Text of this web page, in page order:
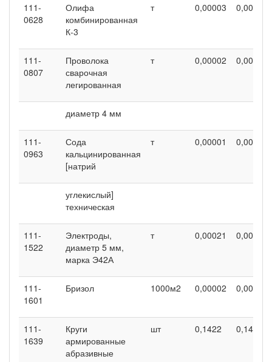
111-
0628
Олифа
комбинированная
К-3
т 0,00003 0,00003
111-
0807
Проволока
сварочная
легированная
т 0,00002 0,00002
диаметр 4 мм
111-
0963
Сода
кальцинированная
[натрий
т 0,00001 0,00001
углекислый]
техническая
111-
1522
Электроды,
диаметр 5 мм,
марка Э42А
т 0,00021 0,00021
111-
1601
Бризол 1000м2 0,00002 0,00002
111-
1639
Круги
армированные
абразивные
шт 0,1422 0,1422